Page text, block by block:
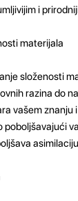
i
materijala
složenosti
razina do
vašem znanju